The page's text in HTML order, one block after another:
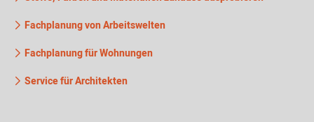
Fachplanung von Arbeitswelten
Fachplanung für Wohnungen
Service für Architekten